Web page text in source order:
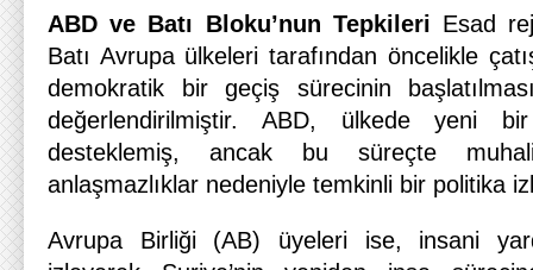
ABD ve Batı Bloku’nun Tepkileri Esad
Batı Avrupa ülkeleri tarafından öncelikle
demokratik bir geçiş sürecinin
değerlendirilmiştir. ABD, ülkede yeni bir
desteklemiş, ancak bu süreçte
anlaşmazlıklar nedeniyle temkinli bir politika
Avrupa Birliği (AB) üyeleri ise, insani